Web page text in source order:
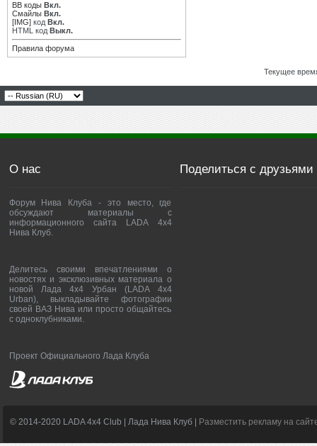
BB коды Вкл.
Смайлы Вкл.
[IMG] код Вкл.
HTML код Выкл.
Правила форума
Текущее
О нас
Форум Нива Клуба - это место, где
обсуждают материалы с
информационного сайта LADA 4x4
Нива Клуб.
Делитесь своими впечатлениями о
новостях и эксклюзивных материала о
новой Лада 4х4 Урбан (LADA 4x4
Urban), выкладывайте фотографии
своей ВАЗ Нива или просто общайтесь
с одноклубниками.
Проект Официального Лада Клуба
Поделиться с друзьями
© 2014-2020 LADA 4x4 Club | Лада Нива Клуб | Разместить рекламу на